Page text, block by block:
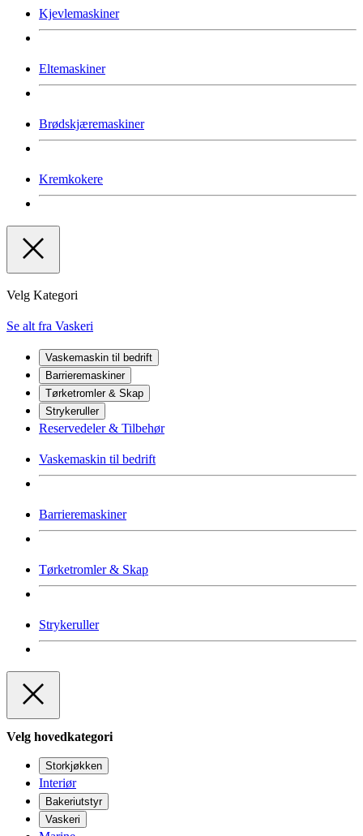
Kjevlemaskiner
Eltemaskiner
Brødskjæremaskiner
Kremkokere
Velg Kategori
Se alt fra Vaskeri
Vaskemaskin til bedrift
Barrieremaskiner
Tørketromler & Skap
Strykeruller
Reservedeler & Tilbehør
Vaskemaskin til bedrift
Barrieremaskiner
Tørketromler & Skap
Strykeruller
Velg hovedkategori
Storkjøkken
Interiør
Bakeriutstyr
Vaskeri